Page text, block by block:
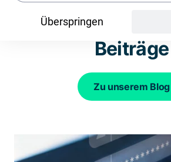
Entdecken Sie
Beiträge
Zu unserem Blog
Überspringen